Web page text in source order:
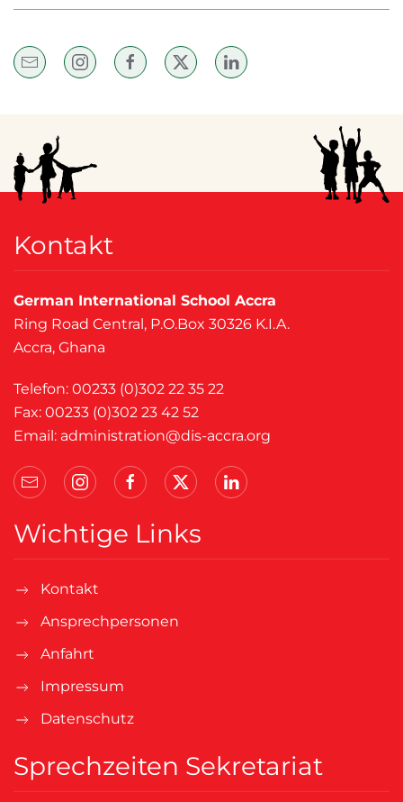
Kontakt
German International School Accra
Ring Road Central, P.O.Box 30326 K.I.A.
Accra, Ghana
Telefon: 00233 (0)302 22 35 22
Fax: 00233 (0)302 23 42 52
Email: administration@dis-accra.org
Wichtige Links
Kontakt
Ansprechpersonen
Anfahrt
Impressum
Datenschutz
Sprechzeiten Sekretariat